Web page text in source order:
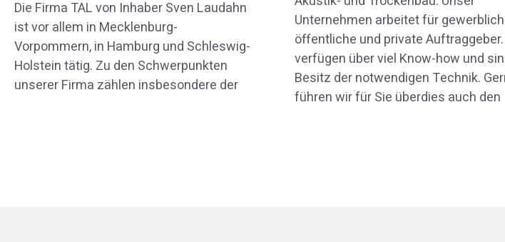
Die Firma TAL von Inhaber Sven Laudahn
ist vor allem in Mecklenburg-
Vorpommern, in Hamburg und Schleswig-
Holstein tätig. Zu den Schwerpunkten
unserer Firma zählen insbesondere der
Unternehmen arbeitet für
öffentliche und private
verfügen über viel Know-how und
Besitz der notwendigen Technik.
führen wir für Sie überdies auch den
Fenstermontage und
für Sie durch. In diesem
behandeln wir zunächst das